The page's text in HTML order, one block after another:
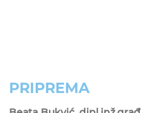
PRIPREMA